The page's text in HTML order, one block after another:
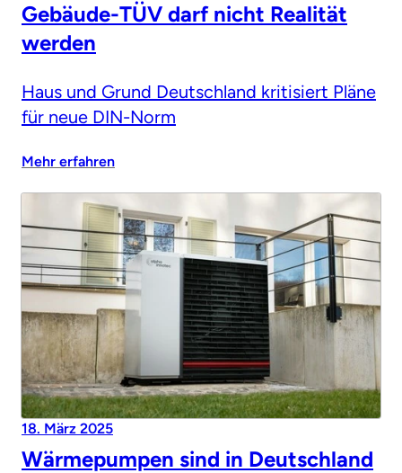
Gebäude-TÜV darf nicht Realität
werden
Haus und Grund Deutschland kritisiert Pläne
für neue DIN-Norm
Mehr erfahren
18. März 2025
Wärmepumpen sind in Deutschland